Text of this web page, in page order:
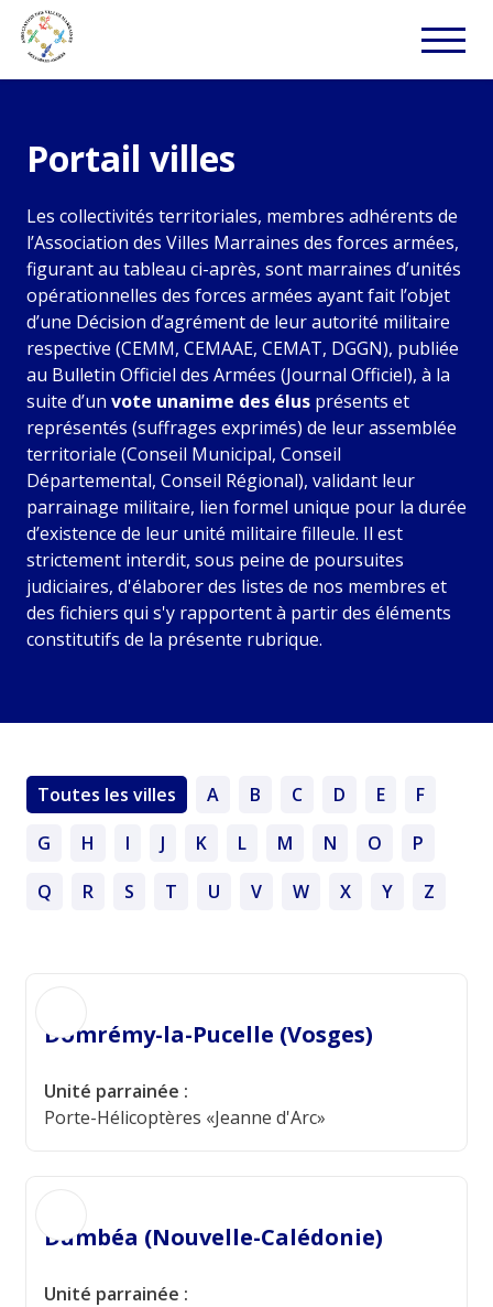
Portail villes
Les collectivités territoriales, membres adhérents de
l’Association des Villes Marraines des forces armées,
figurant au tableau ci-après, sont marraines d’unités
opérationnelles des forces armées ayant fait l’objet
d’une Décision d’agrément de leur autorité militaire
respective (CEMM, CEMAAE, CEMAT, DGGN), publiée
au Bulletin Officiel des Armées (Journal Officiel), à la
suite d’un vote unanime des élus présents et
représentés (suffrages exprimés) de leur assemblée
territoriale (Conseil Municipal, Conseil
Départemental, Conseil Régional), validant leur
parrainage militaire, lien formel unique pour la durée
d’existence de leur unité militaire filleule. Il est
strictement interdit, sous peine de poursuites
judiciaires, d'élaborer des listes de nos membres et
des fichiers qui s'y rapportent à partir des éléments
constitutifs de la présente rubrique.
Toutes les villes A B C D E
F
G
H I J K L M N O
P
Q
R S T U V W X Y Z
Domrémy-la-Pucelle (Vosges)
Unité parrainée :
Porte-Hélicoptères «Jeanne d'Arc»
Dumbéa (Nouvelle-Calédonie)
Unité parrainée :